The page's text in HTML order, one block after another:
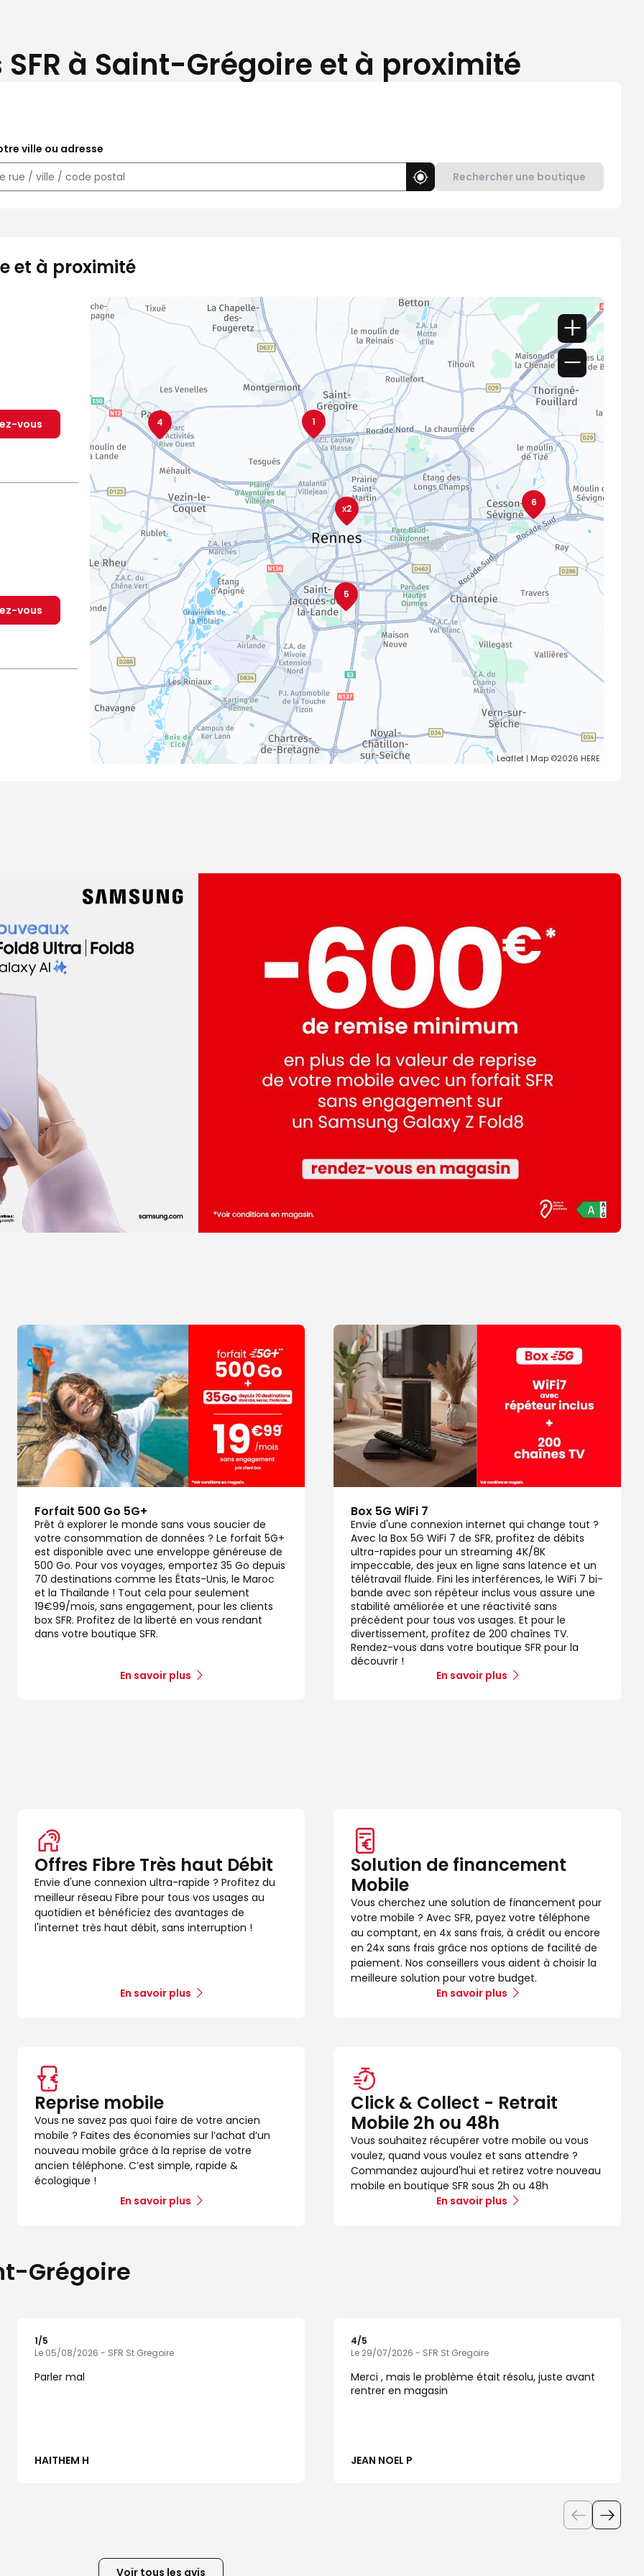
à Saint-Grégoire et à proximité
ville ou adresse
Utiliser ma position
Rechercher une boutique
et à proximité
vous
vous
vous
vous
vous
6
5
4 1
x2
Leaflet| Map ©2026 HERE
Forfait 500 Go 5G+
Prêt à explorer le monde sans vous soucier de
votre consommation de données ? Le forfait 5G+
est disponible avec une enveloppe généreuse de
500 Go. Pour vos voyages, emportez 35 Go depuis
70 destinations comme les États-Unis, le Maroc
et la Thaïlande ! Tout cela pour seulement
19€99/mois, sans engagement, pour les clients
box SFR. Profitez de la liberté en vous rendant
dans votre boutique SFR.
En savoir plus
Box 5G WiFi 7
Envie d'une connexion internet qui change tout ?
Avec la Box 5G WiFi 7 de SFR, profitez de débits
ultra-rapides pour un streaming 4K/8K
impeccable, des jeux en ligne sans latence et un
télétravail fluide. Fini les interférences, le WiFi 7 bi-
bande avec son répéteur inclus vous assure une
stabilité améliorée et une réactivité sans
précédent pour tous vos usages. Et pour le
divertissement, profitez de 200 chaînes TV.
Rendez-vous dans votre boutique SFR pour la
découvrir !
En savoir plus
Offres Fibre Très haut Débit
Envie d'une connexion ultra-rapide ? Profitez du
meilleur réseau Fibre pour tous vos usages au
quotidien et bénéficiez des avantages de
l'internet très haut débit, sans interruption !
En savoir plus
Solution de financement
Mobile
Vous cherchez une solution de financement pour
votre mobile ? Avec SFR, payez votre téléphone
au comptant, en 4x sans frais, à crédit ou encore
en 24x sans frais grâce nos options de facilité de
paiement. Nos conseillers vous aident à choisir la
meilleure solution pour votre budget.
En savoir plus
Reprise mobile
Vous ne savez pas quoi faire de votre ancien
mobile ? Faites des économies sur l’achat d’un
nouveau mobile grâce à la reprise de votre
ancien téléphone. C’est simple, rapide &
écologique !
En savoir plus
Click & Collect - Retrait
Mobile 2h ou 48h
Vous souhaitez récupérer votre mobile ou vous
voulez, quand vous voulez et sans attendre ?
Commandez aujourd'hui et retirez votre nouveau
mobile en boutique SFR sous 2h ou 48h
En savoir plus
Grégoire
1/5
Le 05/08/2026 - SFR St Gregoire
Parler mal
HAITHEM H
4/5
Le 29/07/2026 - SFR St Gregoire
Merci , mais le problème était résolu, juste avant
rentrer en magasin
JEAN NOEL P
Voir tous les avis